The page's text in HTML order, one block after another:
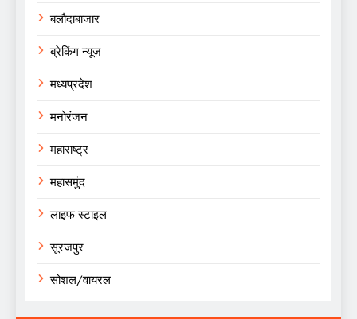
बलौदाबाजार
ब्रेकिंग न्यूज़
मध्यप्रदेश
मनोरंजन
महाराष्ट्र
महासमुंद
लाइफ स्टाइल
सूरजपुर
सोशल/वायरल